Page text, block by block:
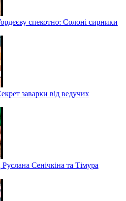
спекотно: Солоні сирники
заварки від ведучих
Сенічкіна та Тімура